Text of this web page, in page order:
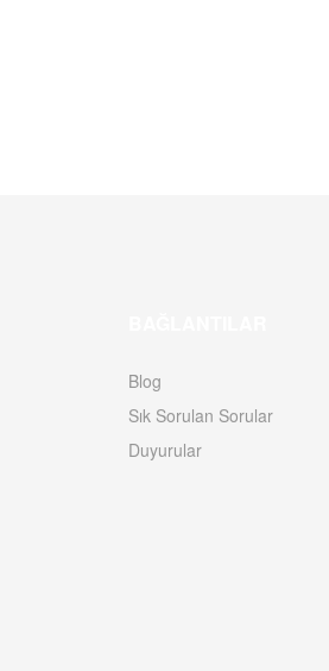
Blog
Sık Sorulan Sorular
Duyurular